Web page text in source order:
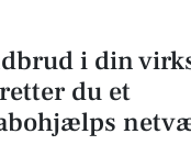
i din
du et